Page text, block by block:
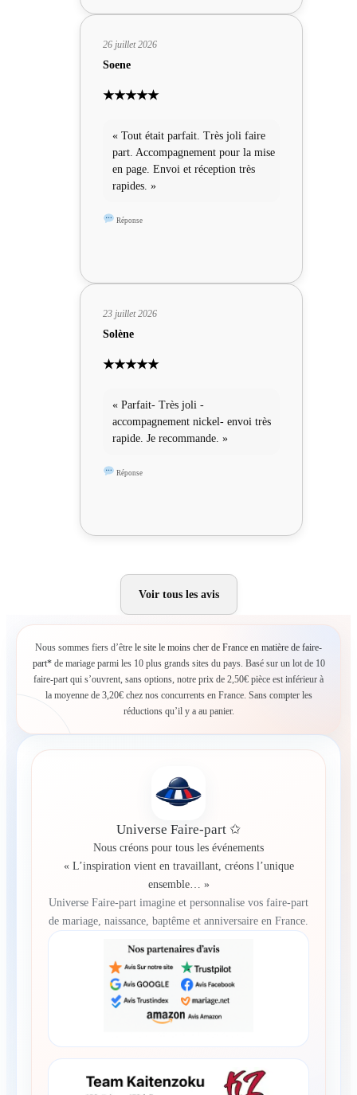
26 juillet 2026
Soene
★★★★★
« Tout était parfait. Très joli faire
part. Accompagnement pour la mise
en page. Envoi et réception très
rapides. »
Réponse
23 juillet 2026
Solène
★★★★★
« Parfait- Très joli -
accompagnement nickel- envoi très
rapide. Je recommande. »
Réponse
Voir tous les avis
Nous sommes fiers d’être le site le moins cher de France en matière de faire-
part*de mariage parmi les 10 plus grands sites du pays. Basé sur un lot de 10
faire-part qui s’ouvrent, sans options, notre prix de 2,50€ pièce est inférieur à
la moyenne de 3,20€ chez nos concurrents en France. Sans compter les
réductions qu’il y a au panier.
Universe Faire-part ✩
Nous créons pour tous les événements
« L’inspiration vient en travaillant, créons l’unique
ensemble… »
Universe Faire-part imagine et personnalise vos faire-part
de mariage, naissance, baptême et anniversaire en France.